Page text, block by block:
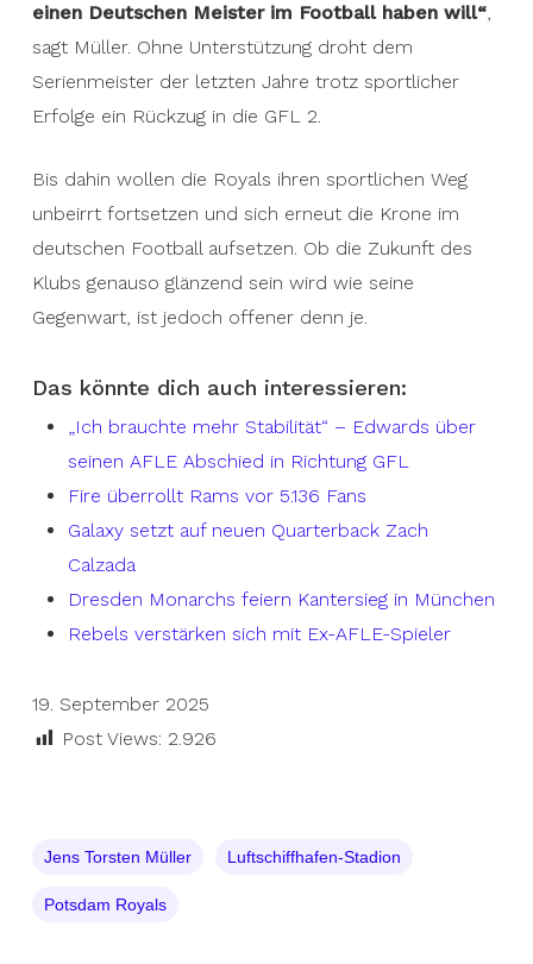
einen Deutschen Meister im Football haben will“,
sagt Müller. Ohne Unterstützung droht dem
Serienmeister der letzten Jahre trotz sportlicher
Erfolge ein Rückzug in die GFL 2.
Bis dahin wollen die Royals ihren sportlichen Weg
unbeirrt fortsetzen und sich erneut die Krone im
deutschen Football aufsetzen. Ob die Zukunft des
Klubs genauso glänzend sein wird wie seine
Gegenwart, ist jedoch offener denn je.
Das könnte dich auch interessieren:
„Ich brauchte mehr Stabilität“ – Edwards über
seinen AFLE Abschied in Richtung GFL
Fire überrollt Rams vor 5.136 Fans
Galaxy setzt auf neuen Quarterback Zach
Calzada
Dresden Monarchs feiern Kantersieg in München
Rebels verstärken sich mit Ex-AFLE-Spieler
19. September 2025
Post Views: 2.926
Jens Torsten Müller Luftschiffhafen-Stadion
Potsdam Royals